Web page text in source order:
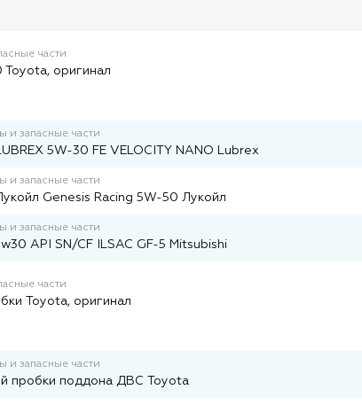
части
оригинал
и запасные части
5W-30 FE VELOCITY NANO Lubrex
и запасные части
Genesis Racing 5W-50 Лукойл
и запасные части
API SN/CF ILSAC GF-5 Mitsubishi
части
Toyota, оригинал
и запасные части
пробки поддона ДВС Toyota